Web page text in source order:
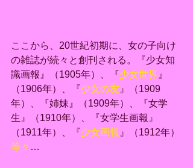
ここから、20世紀初期に、女の子向け
の雑誌が続々と創刊される。『少女知
識画報』（1905年）、『少女世界 』
（1906年）、『少女の友 』（1909
年）、『姉妹』（1909年）、『女学
生』（1910年）、『女学生画報』
（1911年）、『少女画報 』（1912年）
等々 …